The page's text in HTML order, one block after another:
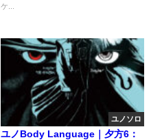
ケ...
ユノソロ
ユノBody Language｜夕方6：